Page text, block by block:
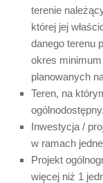
terenie
której jej
danego terenu
okres
planowanych
Teren, na
ogólnodostępny.
Inwestycja /
w ramach
Projekt
więcej niż 1